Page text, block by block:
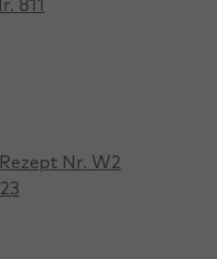
811
Nr. W2